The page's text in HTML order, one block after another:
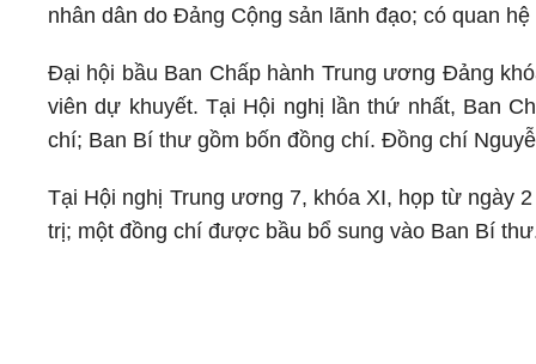
nhân dân do Đảng Cộng sản lãnh đạo; có quan
Đại hội bầu Ban Chấp hành Trung ương Đảng
viên dự khuyết. Tại Hội nghị lần thứ nhất, Ban
chí; Ban Bí thư gồm bốn đồng chí. Đồng chí
Tại Hội nghị Trung ương 7, khóa XI, họp từ ngày
trị; một đồng chí được bầu bổ sung vào Ban Bí